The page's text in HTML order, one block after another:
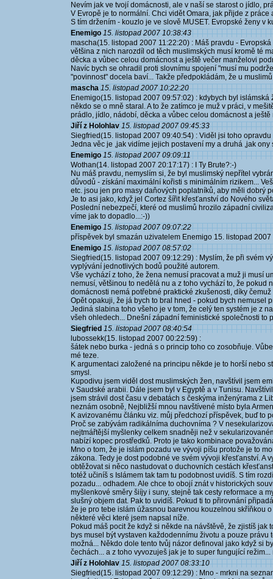
Nevím jak ve tvojí domácnosti, ale v naší se starost o jídlo,
V Evropě je to normální. Chci vidět Omara, jak přijde z
S tím držením - kouzlo je ve slově MUSET. Evropské ženy v
Enemigo 15. listopad 2007 10:38:43
mascha(15. listopad 2007 11:22:20) : Máš pravdu -
většina z nich narozdíl od těch muslimských musí kromě té
děcka a vůbec celou domácnost a ještě večer manželovi
Navíc bych se ohradil proti slovnímu spojení "musí mu
"povinnost" docela baví... Takže předpokládám, že u
mascha 15. listopad 2007 10:22:20
Enemigo(15. listopad 2007 09:57:02) : kdybych byl
někdo se o mně staral. A to že zatímco je muž v práci, v
prádlo, jídlo, nádobí, děcka a vůbec celou domácnost a
Jiří z Holohlav 15. listopad 2007 09:45:33
Siegfried(15. listopad 2007 09:40:54) : Viděl jsi toho
Jedna věc je ,jak vidíme jejich postavení my a druhá ,jak ony
Enemigo 15. listopad 2007 09:09:11
Wothan(14. listopad 2007 20:17:17) : I Ty Brute?:-)
Nu máš pravdu, nemyslím si, že byl muslimský nepřítel
důvodů - získání maximální kořisti s minimálním rizikem...
etc. jsou jen pro masy daňových poplatníků, aby měli dobrý
Je to asi jako, když jel Cortez šířit křesťanství do Nového
Poslední nebezpečí, které od muslimů hrozilo západní
víme jak to dopadlo...:-))
Enemigo 15. listopad 2007 09:07:22
příspěvek byl smazán użivatelem Enemigo 15. listopad 2007
Enemigo 15. listopad 2007 08:57:02
Siegfried(15. listopad 2007 09:12:29) : Myslím, že při svém
vyplývání jednotlivých bodů použité autorem.
Vše vychází z toho, že žena nemusí pracovat a muž ji musí
nemusí, většinou to nedělá nu a z toho vychází to, že
domácnosti nemá potřebné praktické zkušenosti, díky
Opět opakuji, že já bych to bral hned - pokud bych nemusel
Jediná slabina toho všeho je v tom, že celý ten systém je z
všeh ohledech... Dnešní západní feministické společnosti to
Siegfried 15. listopad 2007 08:40:54
lubossekk(15. listopad 2007 00:22:59) :
šátek nebo burka - jedná s o princip toho co zosobňuje.
mé teze.
K argumentaci založené na principu někde je to horší nebo
smysl.
Kupodivu jsem viděl dost muslimských žen, navštívil jsem
v Saudské arabii. Dále jsem byl v Egyptě a v Tunisu.
jsem strávil dost času v debatách s českýma inženýrama z
neznám osobně, Nejbližší mnou navštívené místo byla
K avizovanému článku viz. můj předchozí příspěvek, buď to
Proč se zabývám radikálníma duchovníma ? V
nejtmářtější myšlenky celkem snadněji než v
nabízí kopec prostředků. Proto je tako kombinace
Mno o tom, že je islám pozadu ve vývoji píšu protože je to
zákona. Tedy je dost podobné ve svém vývoji křesťanství. A
obtěžovat si něco nastudovat o duchovních cestách
totéž učiníš s Islámem tak tam tu podobnost uvidíš. S tím
pozadu... odhadem. Ale chce to obojí znát v historických
myšlenkové směry šiíjy i suny, stejně tak cesty reformace a
slušný objem dat. Pak to uvidíš. Pokud ti to přirovnání
že je pro tebe islám úžasnou barevnou kouzelnou skříňkou
některé věci které jsem napsal níže.
Pokud máš pocit že když si někde na návštěvě, že zjistíš jak
bys musel být vystaven každodennímu životu a pouze
možná... Někdo dole tento tvůj názor definoval jako když si
čechách... a z toho vyvozuješ jak je to super fungující
Jiří z Holohlav 15. listopad 2007 08:33:10
Siegfried(15. listopad 2007 09:12:29) : Mno - mrkni na